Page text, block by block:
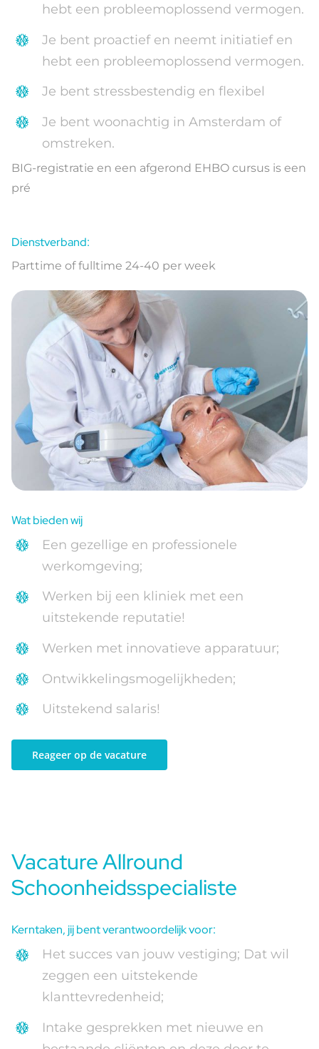
hebt een probleemoplossend vermogen.
Je bent proactief en neemt initiatief en
hebt een probleemoplossend vermogen.
Je bent stressbestendig en flexibel
Je bent woonachtig in Amsterdam of
omstreken.
BIG-registratie en een afgerond EHBO cursus is een
pré
Dienstverband:
Parttime of fulltime 24-40 per week
Wat bieden wij
Een gezellige en professionele
werkomgeving;
Werken bij een kliniek met een
uitstekende reputatie!
Werken met innovatieve apparatuur;
Ontwikkelingsmogelijkheden;
Uitstekend salaris!
Reageer op de vacature
Vacature Allround
Schoonheidsspecialiste
Kerntaken, jij bent verantwoordelijk voor:
Het succes van jouw vestiging; Dat wil
zeggen een uitstekende
klanttevredenheid;
Intake gesprekken met nieuwe en